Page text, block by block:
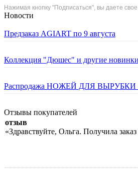
Нажимая кнопку "Подписаться", вы даете
Новости
Предзаказ AGIART по 9 августа
Коллекция "Дюшес" и другие
Распродажа НОЖЕЙ ДЛЯ ВЫРУБКИ -
Отзывы покупателей
отзыв
«Здравствуйте, Ольга. Получила